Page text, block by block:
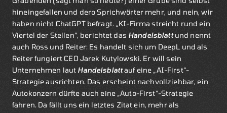
hineingefallen und dero Sprichwörter mehr, und nein, wir
haben nicht ChatGPT befragt. „KI-Firma streicht rund ein
Viertel der Stellen“, berichtet das Handelsblattund nennt
auch Ross und Reiter: Es handelt sich um DeepL und als
Reiter fungiert CEO Jarek Kutylowski. Er will sein
Unternehmen laut Handelsblattauf eine „AI-First“-
Strategie ausrichten. Das erscheint nachvollziehbar, ein
Autokonzern dürfte auch eine „Auto-First“-Strategie
fahren. Da fällt uns ein letztes Zitat ein, mehr als